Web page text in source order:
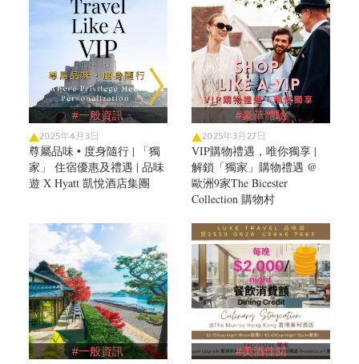
#一般資訊
2025年4月3日
尊屬品味 • 度身隨行 | 「獨
家」 住宿優惠及禮遇 | 品味
遊 X Hyatt 凱悅酒店集團
#豪華體驗
2025年3月27日
VIP購物禮遇，唯你獨享 |
解鎖「獨家」購物禮遇 @
歐洲9家The Bicester
Collection 購物村
#一般資訊 #美酒佳餚